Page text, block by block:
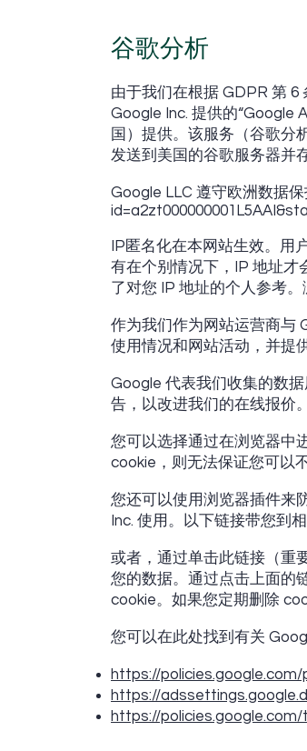
谷歌分析
由于我们在根据 GDPR 第 6
Google Inc. 提供的“Google
国）提供。该服务（谷歌
发送到美国的谷歌服务器并
Google LLC 遵守欧洲数据
IP匿名化在本网站生效。用
有在个别情况下，IP 地址才
了对您 IP 地址的个人参考
作为我们作为网站运营商与
使用情况和网站活动，并提
Google 代表我们收集的数
告，以改进我们的在线报价。
您可以选择通过在浏览器中
cookie，则无法保证您可以
您还可以使用浏览器插件来
Inc. 使用。以下链接带您到
或者，通过单击此链接（重
您的数据。通过点击上面的
cookie。如果您定期删除
您可以在此处找到有关
https://
https://
https://